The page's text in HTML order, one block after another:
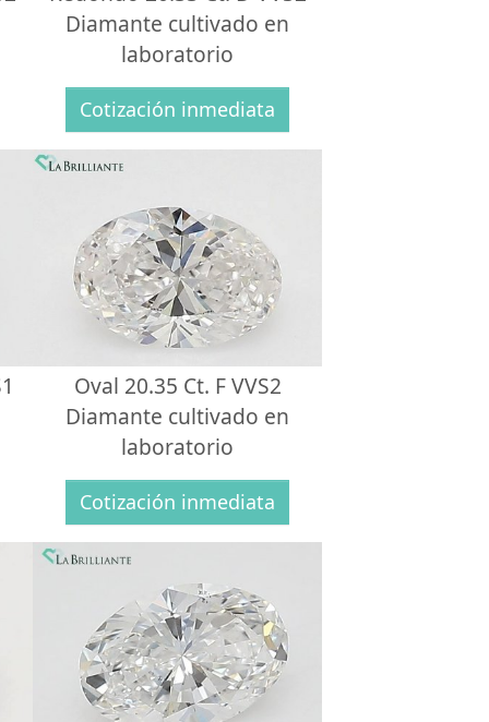
Diamante cultivado en
laboratorio
Cotización inmediata
Oval 20.35 Ct. F VVS2
Diamante cultivado en
laboratorio
Cotización inmediata